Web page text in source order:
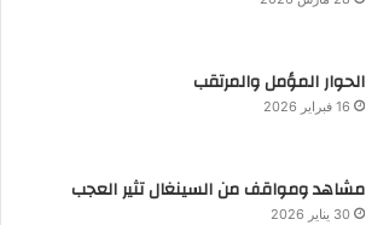
الحوار المؤمل والمرتقب
16 فبراير 2026
مشاهد ومواقف من السينغال تثير العجب
30 يناير 2026